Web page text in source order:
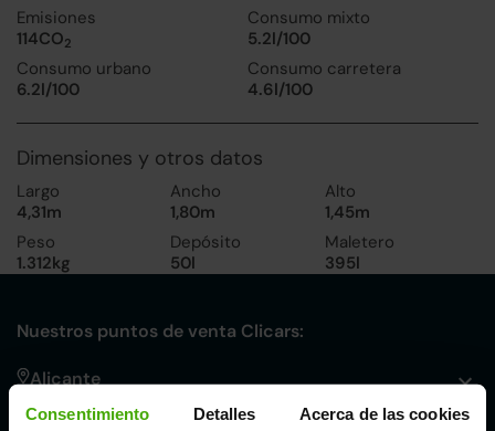
Consentimiento Detalles Acerca de las cookies
Emisiones
114CO2
Consumo mixto
5.2l/100
Consumo urbano
6.2l/100
Consumo carretera
4.6l/100
Dimensiones y otros datos
Largo
4,31m
Ancho
1,80m
Alto
1,45m
Peso
1.312kg
Depósito
50l
Maletero
395l
Nuestros puntos de venta Clicars:
Alicante